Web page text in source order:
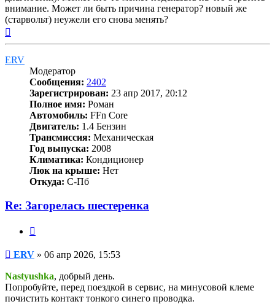
внимание. Может ли быть причина генератор? новый же
(старвольт) неужели его снова менять?
ERV
Модератор
Сообщения: 2402
Зарегистрирован: 23 апр 2017, 20:12
Полное имя: Роман
Автомобиль: FFn Core
Двигатель: 1.4 Бензин
Трансмиссия: Механическая
Год выпуска: 2008
Климатика: Кондиционер
Люк на крыше: Нет
Откуда: С-Пб
Re: Загорелась шестеренка
Сообщение
ERV » 06 апр 2026, 15:53
Nastyushka, добрый день.
Попробуйте, перед поездкой в сервис, на минусовой клеме
почистить контакт тонкого синего проводка.